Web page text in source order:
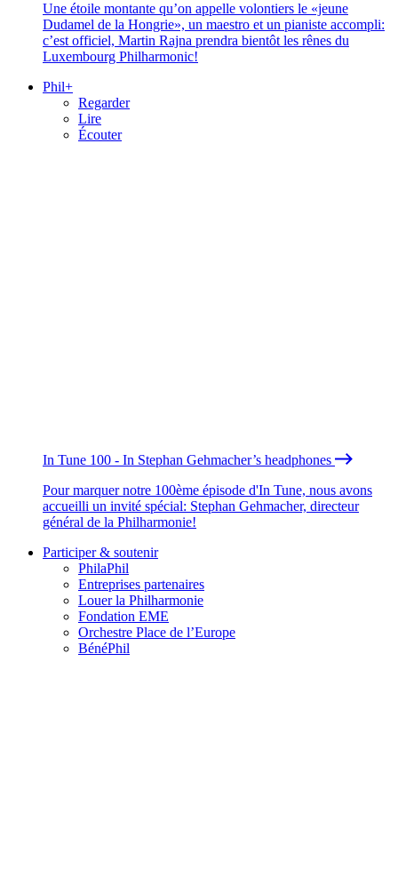
Une étoile montante qu’on appelle volontiers le «jeune
Dudamel de la Hongrie», un maestro et un pianiste accompli:
c’est officiel, Martin Rajna prendra bientôt les rênes du
Luxembourg Philharmonic!
Phil+
Regarder
Lire
Écouter
In Tune 100 - In Stephan Gehmacher’s headphones
Pour marquer notre 100ème épisode d'In Tune, nous avons
accueilli un invité spécial: Stephan Gehmacher, directeur
général de la Philharmonie!
Participer & soutenir
PhilaPhil
Entreprises partenaires
Louer la Philharmonie
Fondation EME
Orchestre Place de l’Europe
BénéPhil